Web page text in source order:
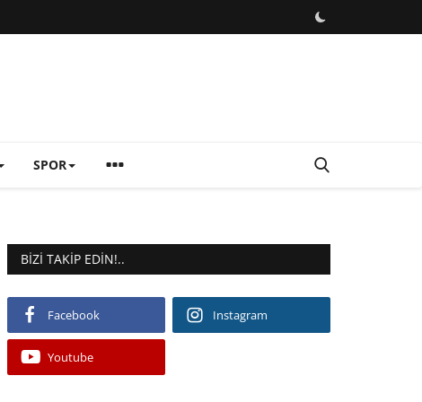
SPOR
BIZI TAKIP EDIN!..
Facebook Instagram
Youtube